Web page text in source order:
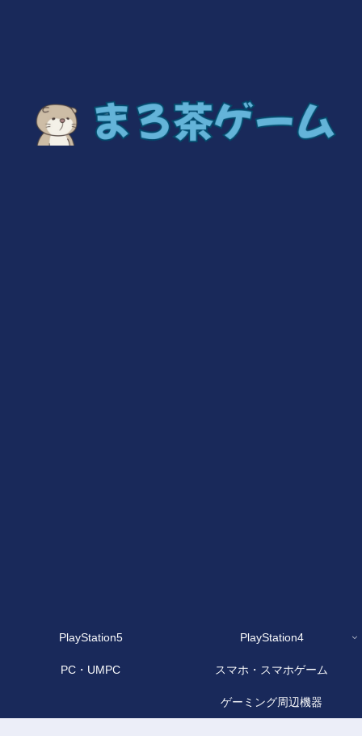
PlayStation5 PlayStation4
PC・UMPC スマホ・スマホゲーム
ゲーミング周辺機器